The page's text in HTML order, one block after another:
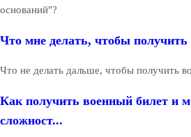
оснований"?
Что мне делать, чтобы
Что не делать дальше, чтобы получить
Как получить военный билет и
сложност...